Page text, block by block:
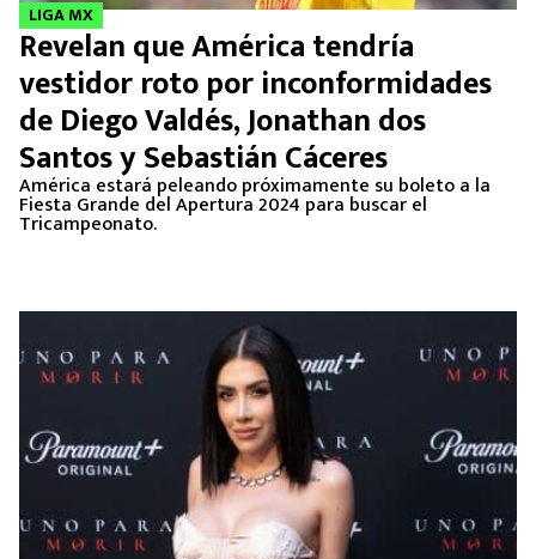
LIGA MX
Revelan que América tendría
vestidor roto por inconformidades
de Diego Valdés, Jonathan dos
Santos y Sebastián Cáceres
América estará peleando próximamente su boleto a la
Fiesta Grande del Apertura 2024 para buscar el
Tricampeonato.